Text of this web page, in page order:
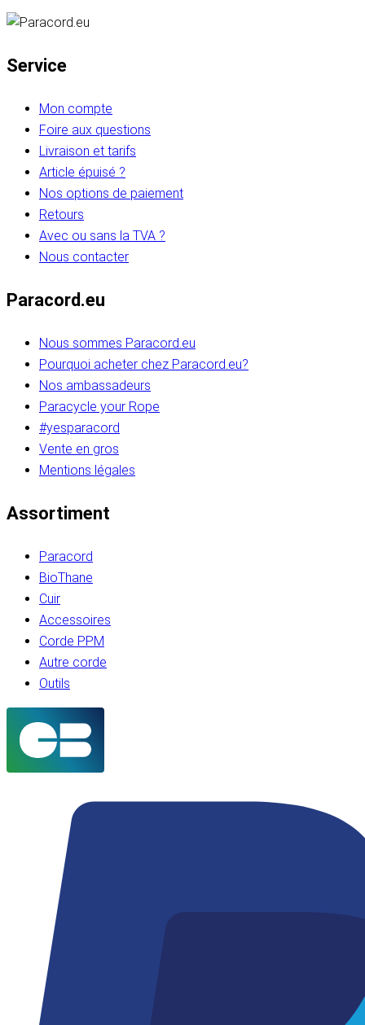
Service
Mon compte
Foire aux questions
Livraison et tarifs
Article épuisé ?
Nos options de paiement
Retours
Avec ou sans la TVA ?
Nous contacter
Paracord.eu
Nous sommes Paracord.eu
Pourquoi acheter chez Paracord.eu?
Nos ambassadeurs
Paracycle your Rope
#yesparacord
Vente en gros
Mentions légales
Assortiment
Paracord
BioThane
Cuir
Accessoires
Corde PPM
Autre corde
Outils